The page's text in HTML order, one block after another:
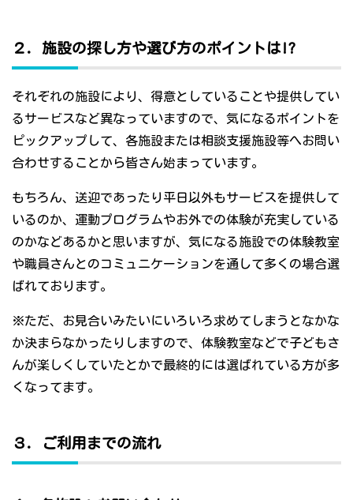
２．施設の探し方や選び方のポイントは!?
それぞれの施設により、得意としていることや提供してい
るサービスなど異なっていますので、気になるポイントを
ピックアップして、各施設または相談支援施設等へお問い
合わせすることから皆さん始まっています。
もちろん、送迎であったり平日以外もサービスを提供して
いるのか、運動プログラムやお外での体験が充実している
のかなどあるかと思いますが、気になる施設での体験教室
や職員さんとのコミュニケーションを通して多くの場合選
ばれております。
※ただ、お見合いみたいにいろいろ求めてしまうとなかな
か決まらなかったりしますので、体験教室などで子どもさ
んが楽しくしていたとかで最終的には選ばれている方が多
くなってます。
３．ご利用までの流れ